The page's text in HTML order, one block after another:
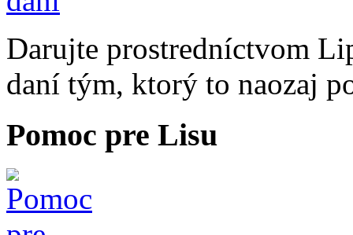
Darujte prostredníctvom
daní tým, ktorý to naozaj
Pomoc pre Lisu